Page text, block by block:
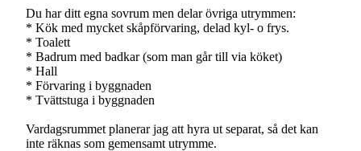
Du har ditt egna sovrum men delar övriga utrymmen:
* Kök med mycket skåpförvaring, delad kyl- o frys.
* Toalett
* Badrum med badkar (som man går till via köket)
* Hall
* Förvaring i byggnaden
* Tvättstuga i byggnaden
Vardagsrummet planerar jag att hyra ut separat, så det kan
inte räknas som gemensamt utrymme.